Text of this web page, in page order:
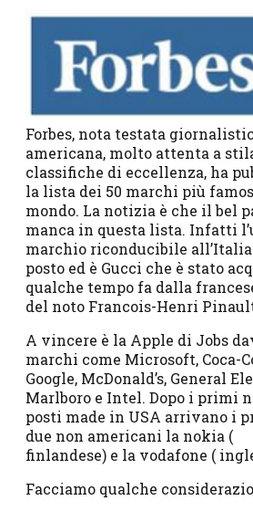
Forbes, nota testata
americana, molto attenta a
classifiche di eccellenza, ha
la lista dei 50 marchi più
mondo. La notizia è che il bel
manca in questa lista. Infatti
marchio riconducibile all’Italia
posto ed è Gucci che è stato
qualche tempo fa dalla
del noto Francois-Henri
A vincere è la Apple di Jobs
marchi come Microsoft, Coca-
Google, McDonald’s, General
Marlboro e Intel. Dopo i primi
posti made in USA arrivano i
due non americani la nokia (
finlandese) e la vodafone (
Facciamo qualche